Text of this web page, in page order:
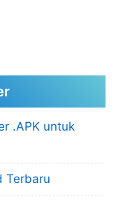
.APK untuk
Terbaru